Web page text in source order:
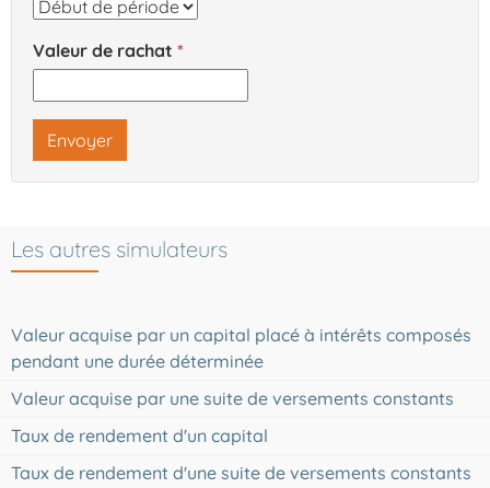
Valeur de rachat
Envoyer
Les autres simulateurs
Valeur acquise par un capital placé à intérêts composés
pendant une durée déterminée
Valeur acquise par une suite de versements constants
Taux de rendement d'un capital
Taux de rendement d'une suite de versements constants